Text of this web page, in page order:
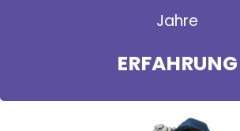
Jahre
ERFAHRUNG